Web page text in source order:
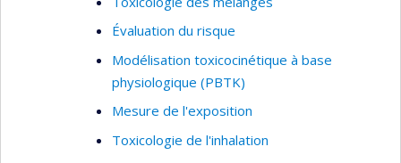
Évaluation du risque
Modélisation toxicocinétique à base
physiologique (PBTK)
Mesure de l'exposition
Toxicologie de l'inhalation